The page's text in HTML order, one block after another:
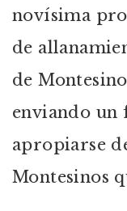
novísima
de
de
enviando un
apropiarse
Montesinos